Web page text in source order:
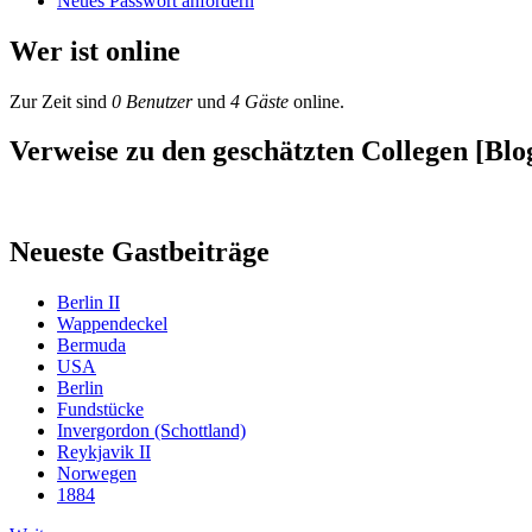
Wer ist online
Zur Zeit sind 0 Benutzerund 4 Gäste online.
Verweise zu den geschätzten Collegen
Neueste Gastbeiträge
Berlin II
Wappendeckel
Bermuda
USA
Berlin
Fundstücke
Invergordon (Schottland)
Reykjavik II
Norwegen
1884